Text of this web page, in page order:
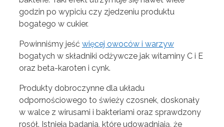
godzin po wypiciu czy zjedzeniu produktu
bogatego w cukier.
Powinniśmy jeść więcej owoców i warzyw
bogatych w składniki odżywcze jak witaminy C i E
oraz beta-karoten i cynk.
Produkty dobroczynne dla układu
odpornościowego to świeży czosnek, doskonały
w walce z wirusami i bakteriami oraz sprawdzony
rosół. Istnieją badania, które udowadniają, że